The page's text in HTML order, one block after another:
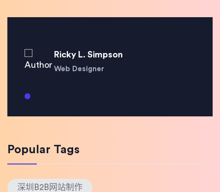
Ricky L. Simpson
Web Designer
Popular Tags
深圳B2B网站制作